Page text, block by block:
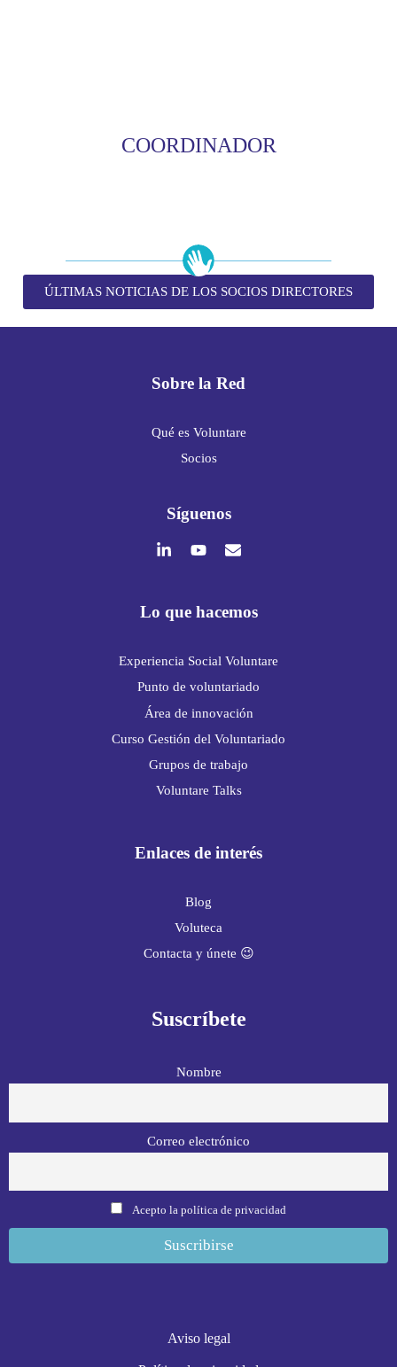
COORDINADOR
ÚLTIMAS NOTICIAS DE LOS SOCIOS DIRECTORES
Sobre la Red
Qué es Voluntare
Socios
Síguenos
Lo que hacemos
Experiencia Social Voluntare
Punto de voluntariado
Área de innovación
Curso Gestión del Voluntariado
Grupos de trabajo
Voluntare Talks
Enlaces de interés
Blog
Voluteca
Contacta y únete 😉
Suscríbete
Nombre
Correo electrónico
Acepto la política de privacidad
Aviso legal